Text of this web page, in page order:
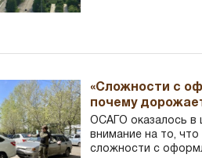
«Сложности с
почему
ОСАГО оказалось в
внимание на то,
сложности с